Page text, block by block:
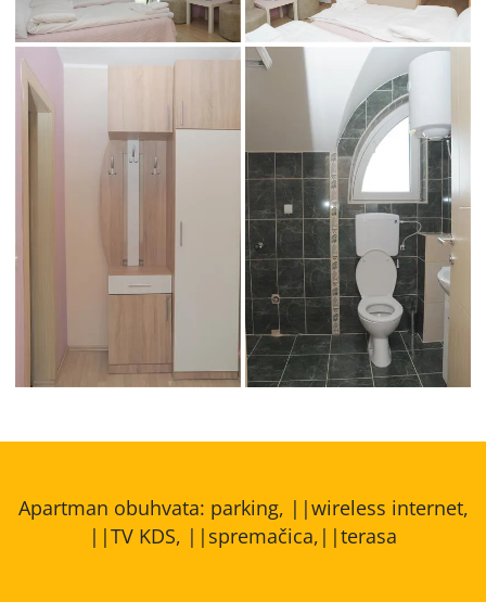
Apartman obuhvata: parking, ||wireless internet,
||TV KDS, ||spremačica,||terasa